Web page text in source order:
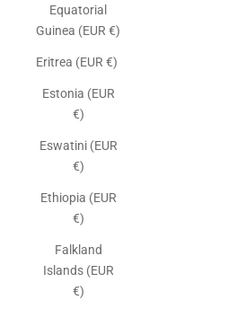
Equatorial
Guinea (EUR €)
Eritrea (EUR €)
Estonia (EUR
€)
Eswatini (EUR
€)
Ethiopia (EUR
€)
Falkland
Islands (EUR
€)